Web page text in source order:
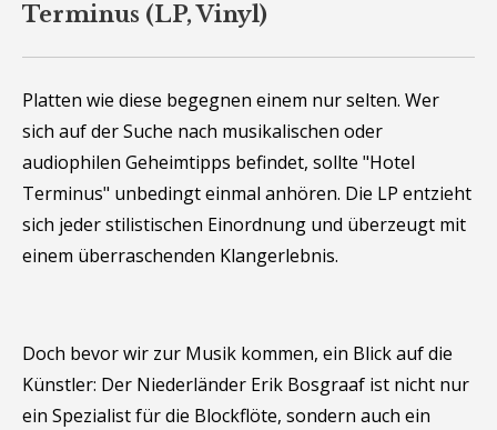
Terminus (LP, Vinyl)
Platten wie diese begegnen einem nur selten. Wer
sich auf der Suche nach musikalischen oder
audiophilen Geheimtipps befindet, sollte "Hotel
Terminus" unbedingt einmal anhören. Die LP entzieht
sich jeder stilistischen Einordnung und überzeugt mit
einem überraschenden Klangerlebnis.
Doch bevor wir zur Musik kommen, ein Blick auf die
Künstler: Der Niederländer Erik Bosgraaf ist nicht nur
ein Spezialist für die Blockflöte, sondern auch ein